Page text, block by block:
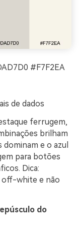
#F7F2EA
de dados
ferrugem,
brilham
e o azul
para botões
Dica:
white e não
do